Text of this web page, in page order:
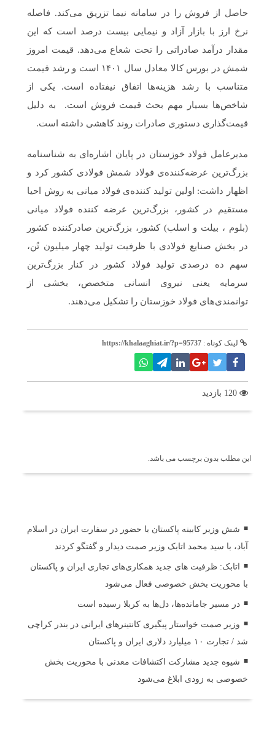
حاصل از فروش را در سامانه نیما تزریق می‌کند. فاصله
نرخ ارز با بازار آزاد و نیمایی بیست درصد است که این
مقدار درآمد صادراتی را تحت شعاع می‌دهد. قیمت امروز
شمش در بورس کالا معادل سال ۱۴۰۱ است و رشد قیمت
متناسب با رشد هزینه‌ها اتفاق نیفتاده است. یکی از
شاخص‌ها بسیار مهم بحث قیمت فروش است. به دلیل
قیمت‌گذاری دستوری صادرات روند کاهشی داشته است.
مدیرعامل فولاد خوزستان در پایان اشاره‌ای به شناسنامه
بزرگ‌ترین عرضه‌کننده‌ی فولاد شمش فولادی کشور کرد و
اظهار داشت: اولین تولید کننده‌ی فولاد میانی به روش احیا
مستقیم در کشور، بزرگ‌ترین عرضه کننده فولاد میانی
(بلوم ، بیلت و اسلب) کشور، بزرگ‌ترین صادرکننده کشور
در بخش صنایع فولادی با ظرفیت تولید چهار میلیون تُن،
سهم ده درصدی تولید فولاد کشور در کنار بزرگ‌ترین
سرمایه یعنی نیروی انسانی متخصص، بخشی از
توانمندی‌های فولاد خوزستان را تشکیل می‌دهند.
لینک کوتاه : https://khalaaghiat.ir/?p=95737
این مطلب بدون برچسب می باشد.
شش وزیر کابینه پاکستان با حضور در سفارت ایران در اسلام
آباد، با سید محمد اتابک وزیر صمت دیدار و گفتگو کردند
اتابک: ظرفیت های جدید همکاری‌های تجاری ایران و پاکستان
با محوریت بخش خصوصی فعال می‌شود
در مسیر جا‌مانده‌ها، دل‌ها به کربلا رسیده است
وزیر صمت خواستار پیگیری کانتینرهای ایرانی در بندر کراچی
شد / تجارت ۱۰ میلیارد دلاری ایران و پاکستان
شیوه جدید مشارکت اکتشافات معدنی با محوریت بخش
خصوصی به زودی ابلاغ می‌شود